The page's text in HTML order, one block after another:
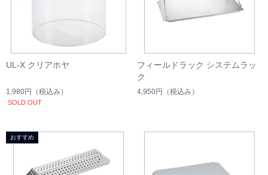
UL-X クリアホヤ
1,980円 （税込み）
SOLD OUT
フィールドラック システムラッ
ク
4,950円 （税込み）